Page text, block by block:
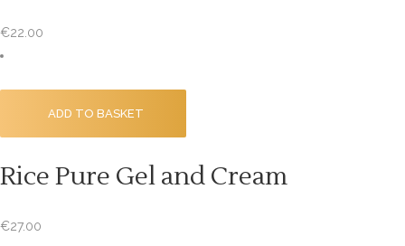
€22.00
ADD TO BASKET
Rice Pure Gel and Cream
€27.00